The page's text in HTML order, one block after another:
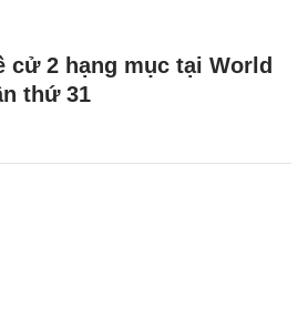
cử 2 hạng mục tại World
thứ 31